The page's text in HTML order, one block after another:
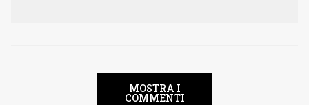
MOSTRA I
COMMENTI